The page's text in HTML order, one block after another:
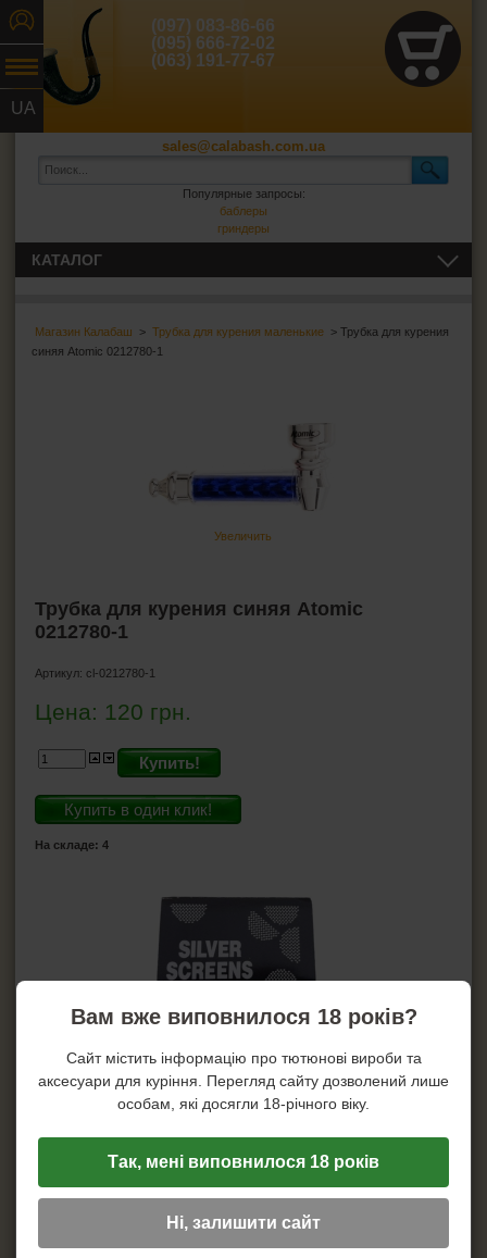
UA
(097) 083-86-66
(095) 666-72-02
(063) 191-77-67
sales@calabash.com.ua
Популярные запросы:
баблеры
гриндеры
Магазин Калабаш > Трубка для курения маленькие > Трубка для курения
синяя Atomic 0212780-1
Увеличить
Трубка для курения синяя Atomic
0212780-1
Артикул: cl-0212780-1
Цена: 120 грн.
Купить!
Купить в один клик!
На складе: 4
КАТАЛОГ
СИГАРЫ, СИГАРИЛЛЫ И ВСЁ ДЛЯ НИХ
ПЕПЕЛЬНИЦЫ
Трубка для курения маленькие
Металлические трубки
Силиконовые трубки
Бланты
Джоинты
Вам вже виповнилося 18 років?
Сайт містить інформацію про тютюнові вироби та
аксесуари для куріння. Перегляд сайту дозволений лише
особам, які досягли 18-річного віку.
Так, мені виповнилося 18 років
Ні, залишити сайт